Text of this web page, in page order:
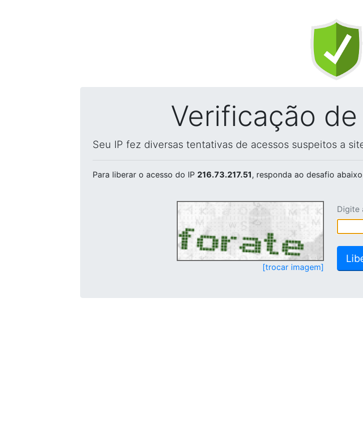
Verificação
Seu IP fez diversas tentativas de acessos suspeitos a
Para liberar o acesso do IP 216.73.217.51, responda ao desafio
[trocar imagem]
Digite